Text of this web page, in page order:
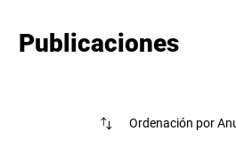
Publicaciones